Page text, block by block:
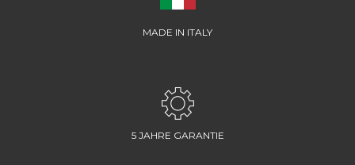
MADE IN ITALY
5 JAHRE GARANTIE